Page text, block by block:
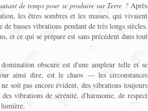
de temps pour se produire sur Terre ?Après
les êtres sombres et les masses, qui vivaient
basses vibrations pendant de très longs siècles.
et ce qui se prépare est sans précédent dans tout
obscure est d'une ampleur telle et se
ainsi dire, est le chaos — les circonstances
soit pas encore évident, des vibrations toujours
vibrations de sérénité, d'harmonie, de respect
lumière.